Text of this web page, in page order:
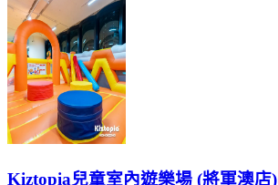
Kiztopia兒童室內遊樂場 (將軍澳店)